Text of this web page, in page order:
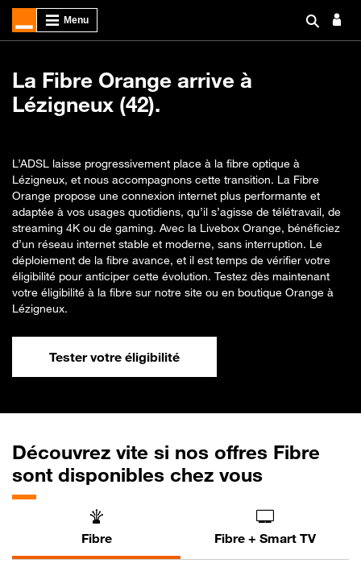
La Fibre Orange arrive à
Lézigneux (42).
L’ADSL laisse progressivement place à la fibre optique à
Lézigneux, et nous accompagnons cette transition. La Fibre
Orange propose une connexion internet plus performante et
adaptée à vos usages quotidiens, qu’il s’agisse de télétravail, de
streaming 4K ou de gaming. Avec la Livebox Orange, bénéficiez
d’un réseau internet stable et moderne, sans interruption. Le
déploiement de la fibre avance, et il est temps de vérifier votre
éligibilité pour anticiper cette évolution. Testez dès maintenant
votre éligibilité à la fibre sur notre site ou en boutique Orange à
Lézigneux.
Tester votre éligibilité
Découvrez vite si nos offres Fibre
sont disponibles chez vous
Fibre Fibre + Smart TV